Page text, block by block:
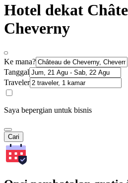
Hotel dekat
Cheverny
Ke mana?
Tanggal
Traveler
Saya bepergian untuk bisnis
Cari